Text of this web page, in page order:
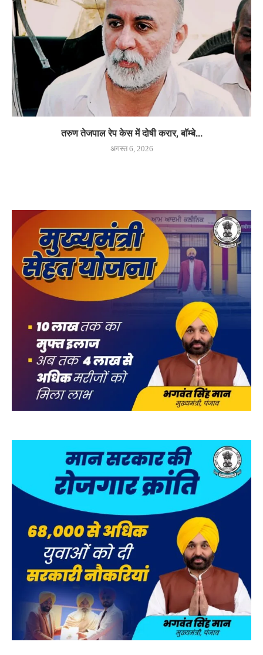
तरुण तेजपाल रेप केस में दोषी करार, बॉम्बे...
अगस्त 6, 2026